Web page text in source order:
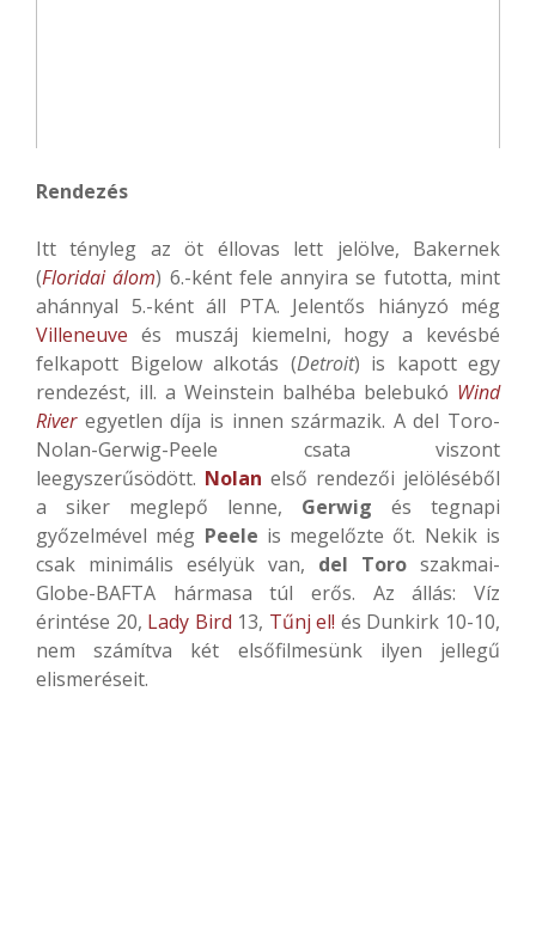
Rendezés
Itt tényleg az öt éllovas lett jelölve, Bakernek
(Floridai álom) 6.-ként fele annyira se futotta, mint
ahánnyal 5.-ként áll PTA. Jelentős hiányzó még
Villeneuve és muszáj kiemelni, hogy a kevésbé
felkapott Bigelow alkotás (Detroit) is kapott egy
rendezést, ill. a Weinstein balhéba belebukó Wind
Riveregyetlen díja is innen származik. A del Toro-
Nolan-Gerwig-Peele csata viszont
leegyszerűsödött. Nolan első rendezői jelöléséből
a siker meglepő lenne, Gerwig és tegnapi
győzelmével még Peele is megelőzte őt. Nekik is
csak minimális esélyük van, del Toro szakmai-
Globe-BAFTA hármasa túl erős. Az állás: Víz
érintése 20, Lady Bird 13, Tűnj el! és Dunkirk 10-10,
nem számítva két elsőfilmesünk ilyen jellegű
elismeréseit.